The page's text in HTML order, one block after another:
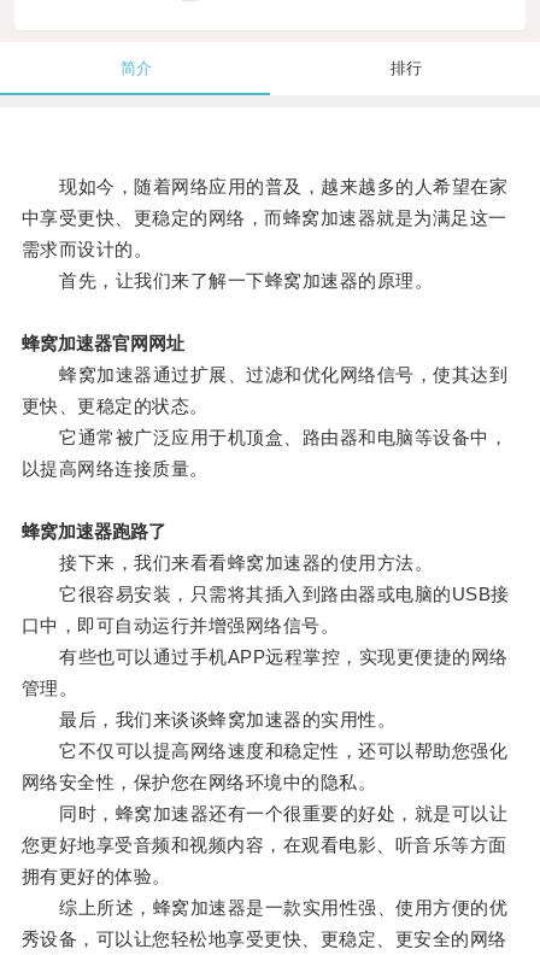
简介 排行
现如今，随着网络应用的普及，越来越多的人希望在家
中享受更快、更稳定的网络，而蜂窝加速器就是为满足这一
需求而设计的。
首先，让我们来了解一下蜂窝加速器的原理。
蜂窝加速器官网网址
蜂窝加速器通过扩展、过滤和优化网络信号，使其达到
更快、更稳定的状态。
它通常被广泛应用于机顶盒、路由器和电脑等设备中，
以提高网络连接质量。
蜂窝加速器跑路了
接下来，我们来看看蜂窝加速器的使用方法。
它很容易安装，只需将其插入到路由器或电脑的USB接
口中，即可自动运行并增强网络信号。
有些也可以通过手机APP远程掌控，实现更便捷的网络
管理。
最后，我们来谈谈蜂窝加速器的实用性。
它不仅可以提高网络速度和稳定性，还可以帮助您强化
网络安全性，保护您在网络环境中的隐私。
同时，蜂窝加速器还有一个很重要的好处，就是可以让
您更好地享受音频和视频内容，在观看电影、听音乐等方面
拥有更好的体验。
综上所述，蜂窝加速器是一款实用性强、使用方便的优
秀设备，可以让您轻松地享受更快、更稳定、更安全的网络